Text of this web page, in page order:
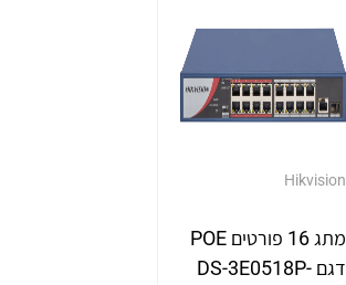
Hikvision
מתג 16 פורטים POE
דגם DS-3E0518P-